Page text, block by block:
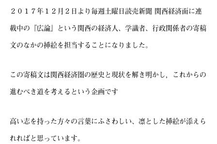
２０１７年１２月２日より毎週土曜日読売新聞 関西経済面に連
載中の『広論』という関西の経済人、学識者、行政関係者の寄稿
文のなかの挿絵を担当することになりました。
この寄稿文は関西経済圏の歴史と現状を解き明かし，これからの
進むべき道を考えるという企画です
高い志を持った方々の言葉にふさわしい、凛とした挿絵が添えら
れればと思っています。